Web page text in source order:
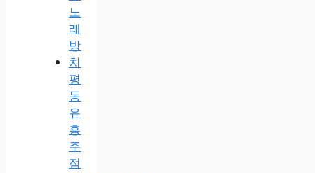
노
래
방
치
평
동
유
흥
주
점